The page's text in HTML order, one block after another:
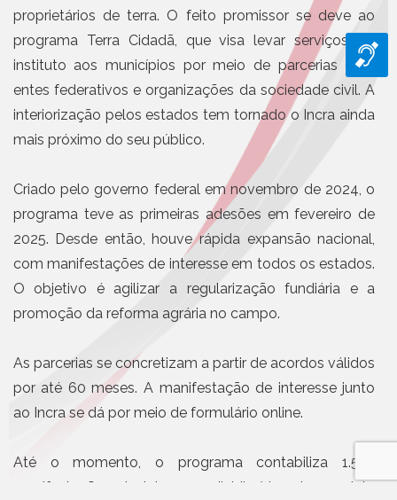
proprietários de terra. O feito promissor se deve ao
programa Terra Cidadã, que visa levar serviços do
instituto aos municípios por meio de parcerias com
entes federativos e organizações da sociedade civil. A
interiorização pelos estados tem tornado o Incra ainda
mais próximo do seu público.
Criado pelo governo federal em novembro de 2024, o
programa teve as primeiras adesões em fevereiro de
2025. Desde então, houve rápida expansão nacional,
com manifestações de interesse em todos os estados.
O objetivo é agilizar a regularização fundiária e a
promoção da reforma agrária no campo.
As parcerias se concretizam a partir de acordos válidos
por até 60 meses. A manifestação de interesse junto
ao Incra se dá por meio de formulário online.
Até o momento, o programa contabiliza 1.573
manifestações de interesse, distribuídas da seguinte